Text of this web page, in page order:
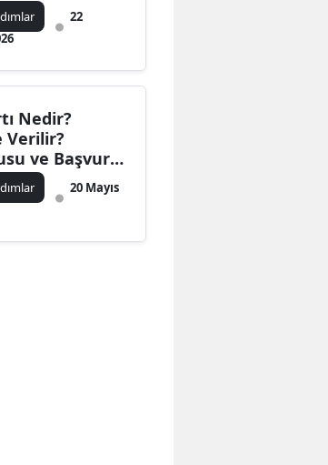
Elazığ
Erzincan
Erzurum
Yeni22
Nedir?
Verilir?
ve Başvuru
20 Mayıs